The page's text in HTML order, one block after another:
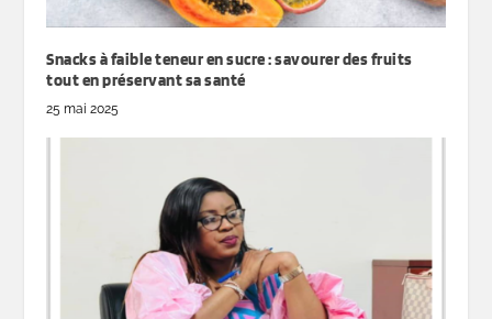
Snacks à faible teneur en sucre : savourer des fruits
tout en préservant sa santé
25 mai 2025